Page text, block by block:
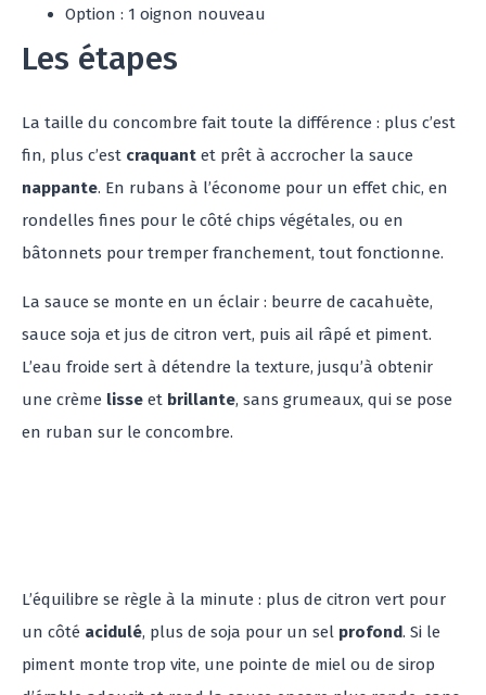
Option : 1 oignon nouveau
Les étapes
La taille du concombre fait toute la différence : plus c’est
fin, plus c’est craquant et prêt à accrocher la sauce
nappante. En rubans à l’économe pour un effet chic, en
rondelles fines pour le côté chips végétales, ou en
bâtonnets pour tremper franchement, tout fonctionne.
La sauce se monte en un éclair : beurre de cacahuète,
sauce soja et jus de citron vert, puis ail râpé et piment.
L’eau froide sert à détendre la texture, jusqu’à obtenir
une crème lisse et brillante, sans grumeaux, qui se pose
en ruban sur le concombre.
L’équilibre se règle à la minute : plus de citron vert pour
un côté acidulé, plus de soja pour un sel profond. Si le
piment monte trop vite, une pointe de miel ou de sirop